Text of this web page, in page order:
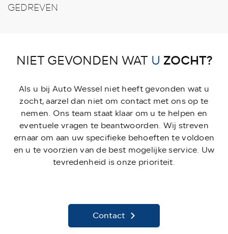
GEDREVEN
NIET GEVONDEN WAT U ZOCHT?
Als u bij Auto Wessel niet heeft gevonden wat u
zocht, aarzel dan niet om contact met ons op te
nemen. Ons team staat klaar om u te helpen en
eventuele vragen te beantwoorden. Wij streven
ernaar om aan uw specifieke behoeften te voldoen
en u te voorzien van de best mogelijke service. Uw
tevredenheid is onze prioriteit.
Contact